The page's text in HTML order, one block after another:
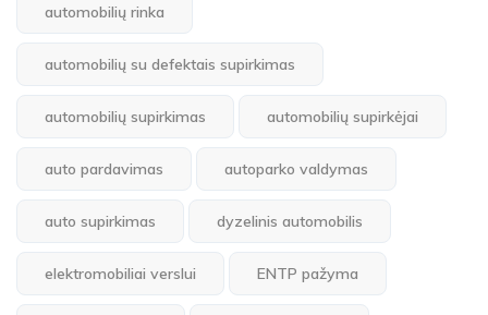
automobilių rinka
automobilių su defektais supirkimas
automobilių supirkimas automobilių supirkėjai
auto pardavimas autoparko valdymas
auto supirkimas dyzelinis automobilis
elektromobiliai verslui ENTP pažyma